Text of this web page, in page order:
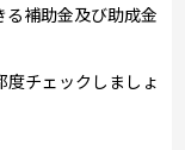
補助金及び助成金
チェックしましょ